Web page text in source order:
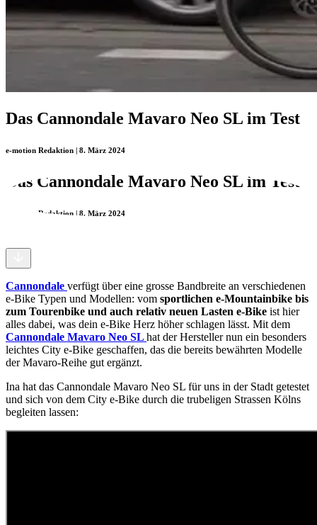
Das Cannondale Mavaro Neo SL im Test
e-motion Redaktion | 8. März 2024
Das Cannondale Mavaro Neo SL im Test
e-motion Redaktion | 8. März 2024
Cannondale verfügt über eine grosse Bandbreite an verschiedenen
e-Bike Typen und Modellen: vom sportlichen e-Mountainbike bis
zum Tourenbike und auch relativ neuen Lasten e-Bike ist hier
alles dabei, was dein e-Bike Herz höher schlagen lässt. Mit dem
Cannondale Mavaro Neo SL hat der Hersteller nun ein besonders
leichtes City e-Bike geschaffen, das die bereits bewährten Modelle
der Mavaro-Reihe gut ergänzt.
Ina hat das Cannondale Mavaro Neo SL für uns in der Stadt getestet
und sich von dem City e-Bike durch die trubeligen Strassen Kölns
begleiten lassen: